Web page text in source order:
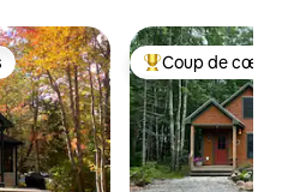
les plus aimésCoup de cœur
Coup de cœur